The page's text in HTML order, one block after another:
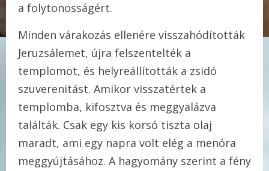
a folytonosságért.
Minden várakozás ellenére visszahódították
Jeruzsálemet, újra felszentelték a
templomot, és helyreállították a zsidó
szuverenitást. Amikor visszatértek a
templomba, kifosztva és meggyalázva
találták. Csak egy kis korsó tiszta olaj
maradt, ami egy napra volt elég a menóra
meggyújtásához. A hagyomány szerint a fény